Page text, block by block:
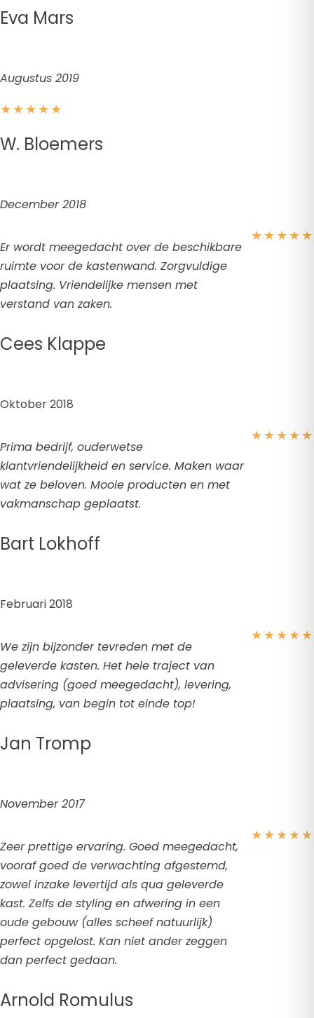
Eva Mars
Augustus 2019
★★★★★
W. Bloemers
December 2018
Er wordt meegedacht over de beschikbare
ruimte voor de kastenwand. Zorgvuldige
plaatsing. Vriendelijke mensen met
verstand van zaken.
★★★★★
Cees Klappe
Oktober 2018
Prima bedrijf, ouderwetse
klantvriendelijkheid en service. Maken waar
wat ze beloven. Mooie producten en met
vakmanschap geplaatst.
★★★★★
Bart Lokhoff
Februari 2018
We zijn bijzonder tevreden met de
geleverde kasten. Het hele traject van
advisering (goed meegedacht), levering,
plaatsing, van begin tot einde top!
★★★★★
Jan Tromp
November 2017
Zeer prettige ervaring. Goed meegedacht,
vooraf goed de verwachting afgestemd,
zowel inzake levertijd als qua geleverde
kast. Zelfs de styling en afwering in een
oude gebouw (alles scheef natuurlijk)
perfect opgelost. Kan niet ander zeggen
dan perfect gedaan.
★★★★★
Arnold Romulus